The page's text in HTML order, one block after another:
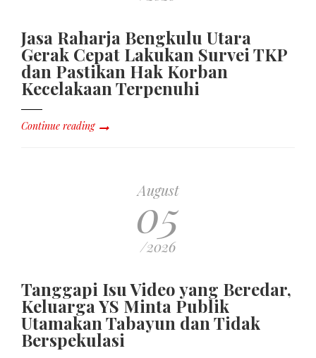
Jasa Raharja Bengkulu Utara
Gerak Cepat Lakukan Survei TKP
dan Pastikan Hak Korban
Kecelakaan Terpenuhi
Continue reading
August
05
/2026
Tanggapi Isu Video yang Beredar,
Keluarga YS Minta Publik
Utamakan Tabayun dan Tidak
Berspekulasi